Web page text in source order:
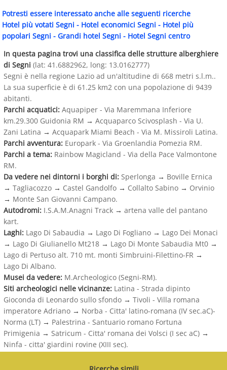
Potresti essere interessato anche alle seguenti ricerche
Hotel più votati Segni - Hotel economici Segni - Hotel più
popolari Segni - Grandi hotel Segni - Hotel Segni centro
In questa pagina trovi una classifica delle strutture alberghiere
di Segni (lat: 41.6882962, long: 13.0162777)
Segni è nella regione Lazio ad un'altitudine di 668 metri s.l.m..
La sua superficie è di 61.25 km2 con una popolazione di 9439
abitanti.
Parchi acquatici: Aquapiper - Via Maremmana Inferiore
km.29.300 Guidonia RM → Acquaparco Scivosplash - Via U.
Zani Latina → Acquapark Miami Beach - Via M. Missiroli Latina.
Parchi avventura: Europark - Via Groenlandia Pomezia RM.
Parchi a tema: Rainbow Magicland - Via della Pace Valmontone
RM.
Da vedere nei dintorni i borghi di: Sperlonga → Boville Ernica
→ Tagliacozzo → Castel Gandolfo → Collalto Sabino → Orvinio
→ Monte San Giovanni Campano.
Autodromi: I.S.A.M.Anagni Track → artena valle del pantano
kart.
Laghi: Lago Di Sabaudia → Lago Di Fogliano → Lago Dei Monaci
→ Lago Di Giulianello Mt218 → Lago Di Monte Sabaudia Mt0 →
Lago di Pertuso alt. 710 mt. monti Simbruini-Filettino-FR →
Lago Di Albano.
Musei da vedere: M.Archeologico (Segni-RM).
Siti archeologici nelle vicinanze: Latina - Strada dipinto
Gioconda di Leonardo sullo sfondo → Tivoli - Villa romana
imperatore Adriano → Norba - Citta' latino-romana (IV sec.aC)-
Norma (LT) → Palestrina - Santuario romano Fortuna
Primigenia → Satricum - Citta' romana dei Volsci (I sec aC) →
Ninfa - citta' giardini rovine (XIII sec).